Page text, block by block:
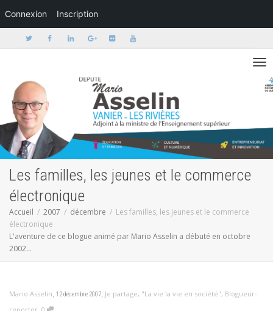
Connexion Inscription
Activer/
Les familles, les jeunes et le commerce
électronique
Accueil 2007 décembre
Les familles, les jeunes et le commerce
électronique
L'aventure de ce blogue animé par Mario Asselin a débuté en octobre
2002...
Mario Asselin, 12 décembre 2007, Je partage, "La vie la vie en société", Blogueur-